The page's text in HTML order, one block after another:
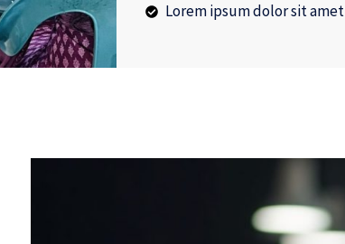
Lorem ipsum dolor sit amet